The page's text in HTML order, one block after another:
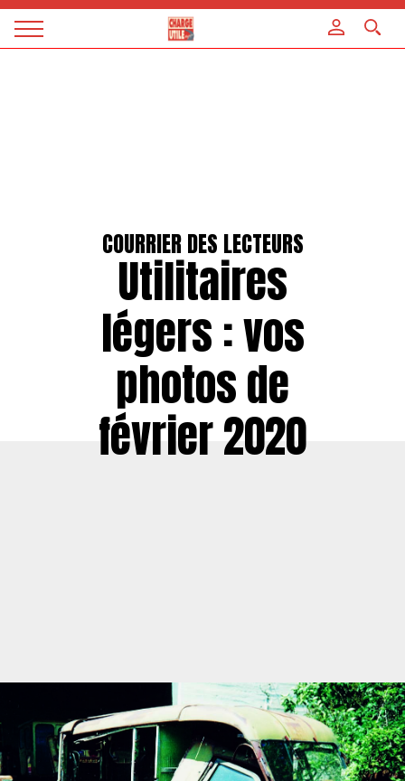
Magazine
COURRIER DES LECTEURS
Utilitaires
légers : vos
photos de
février 2020
Panneau de gestion des cookies